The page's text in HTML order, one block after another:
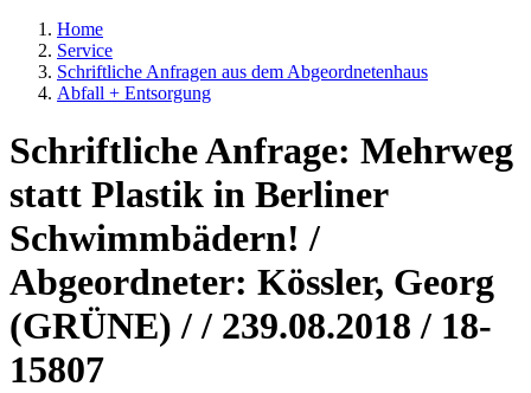
Home
Service
Schriftliche Anfragen aus dem Abgeordnetenhaus
Abfall + Entsorgung
Schriftliche Anfrage: Mehrweg
statt Plastik in Berliner
Schwimmbädern! /
Abgeordneter: Kössler, Georg
(GRÜNE) / / 239.08.2018 / 18-
15807